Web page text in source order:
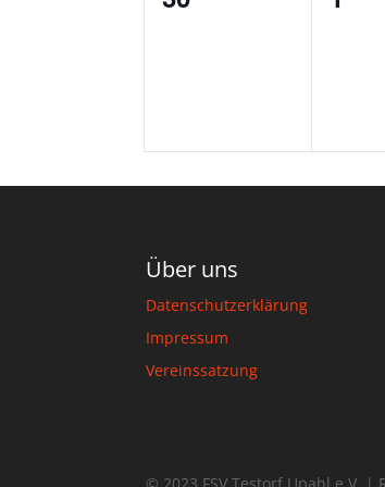
Über uns
Datenschutzerklärung
Impressum
Vereinssatzung